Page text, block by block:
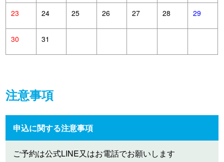
23 24 25 26 27 28 29
30 31
注意事項
申込に関する注意事項
ご予約は公式LINE又はお電話でお願いします